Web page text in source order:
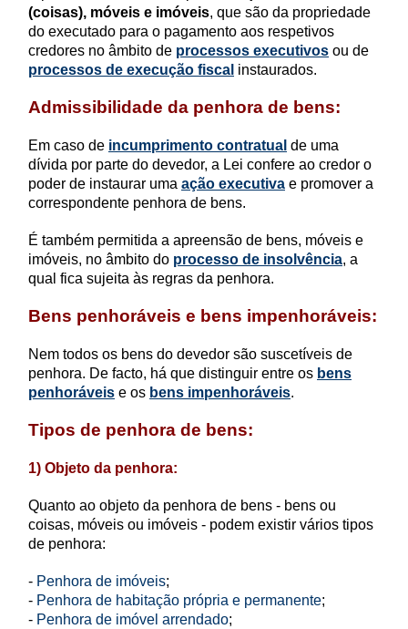
(coisas), móveis e imóveis, que são da propriedade
do executado para o pagamento aos respetivos
credores no âmbito de processos executivos ou de
processos de execução fiscal instaurados.
Admissibilidade da penhora de bens:
Em caso de incumprimento contratual de uma
dívida por parte do devedor, a Lei confere ao credor o
poder de instaurar uma ação executiva e promover a
correspondente penhora de bens.
É também permitida a apreensão de bens, móveis e
imóveis, no âmbito do processo de insolvência, a
qual fica sujeita às regras da penhora.
Bens penhoráveis e bens impenhoráveis:
Nem todos os bens do devedor são suscetíveis de
penhora. De facto, há que distinguir entre os bens
penhoráveis e os bens impenhoráveis.
Tipos de penhora de bens:
1) Objeto da penhora:
Quanto ao objeto da penhora de bens - bens ou
coisas, móveis ou imóveis - podem existir vários tipos
de penhora:
- Penhora de imóveis;
- Penhora de habitação própria e permanente;
- Penhora de imóvel arrendado;